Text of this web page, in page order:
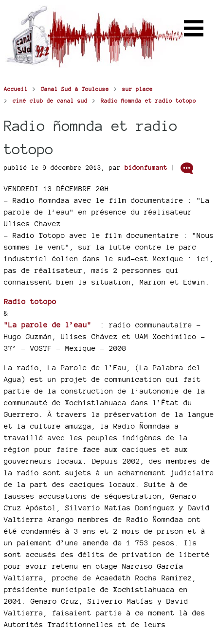
Accueil > Canal Sud à Toulouse > sur place
> ciné club de canal sud > Radio ñomnda et radio totopo
Radio ñomnda et radio
totopo
publié le 9 décembre 2013, par bidonfumant |
VENDREDI 13 DÉCEMBRE 20H
– Radio ñomndaa avec le film documentaire : "La
parole de l’eau" en présence du réalisateur
Ulises Chavez
– Radio Totopo avec le film documentaire : "Nous
sommes le vent", sur la lutte contre le parc
industriel éolien dans le sud-est Mexique : ici,
pas de réalisateur, mais 2 personnes qui
connaissent bien la situation, Marion et Edwin.
Radio totopo
&
"La parole de l’eau"
: radio communautaire –
Hugo Guzmán, Ulises Chávez et UAM Xochimilco -
37’ - VOSTF - Mexique - 2008
La radio, La Parole de l’Eau, (La Palabra del
Agua) est un projet de communication qui fait
partie de la construction de l’autonomie de la
communauté de Xochistlahuaca dans l’État du
Guerrero. À travers la préservation de la langue
et la culture amuzga, la Radio Ñomndaa a
travaillé avec les peuples indigènes de la
région pour faire face aux caciques et aux
gouverneurs locaux. Depuis 2002, des membres de
la radio sont sujets à un acharnement judiciaire
de la part des caciques locaux. Suite à de
fausses accusations de séquestration, Genaro
Cruz Apóstol, Silverio Matías Domínguez y David
Valtierra Arango membres de Radio Ñomndaa ont
été condamnés à 3 ans et 2 mois de prison et à
un paiement d’une amende de 1 753 pesos. Ils
sont accusés des délits de privation de liberté
pour avoir retenu en otage Narciso García
Valtierra, proche de Acaedeth Rocha Ramirez,
présidente municipale de Xochistlahuaca en
2004. Genaro Cruz, Silverio Matías y David
Valtierra, faisaient partie à ce moment là des
Autorités Traditionnelles et de leurs